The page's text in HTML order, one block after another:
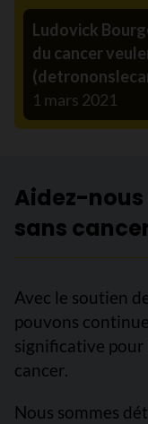
Ludovick
du cancer
1 mars 2021
Aidez-
sans
Avec le soutien
pouvons
significative pour
cancer.
Nous sommes